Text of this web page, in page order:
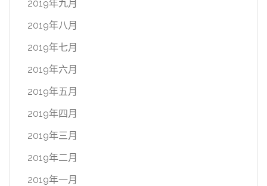
2019年九月
2019年八月
2019年七月
2019年六月
2019年五月
2019年四月
2019年三月
2019年二月
2019年一月